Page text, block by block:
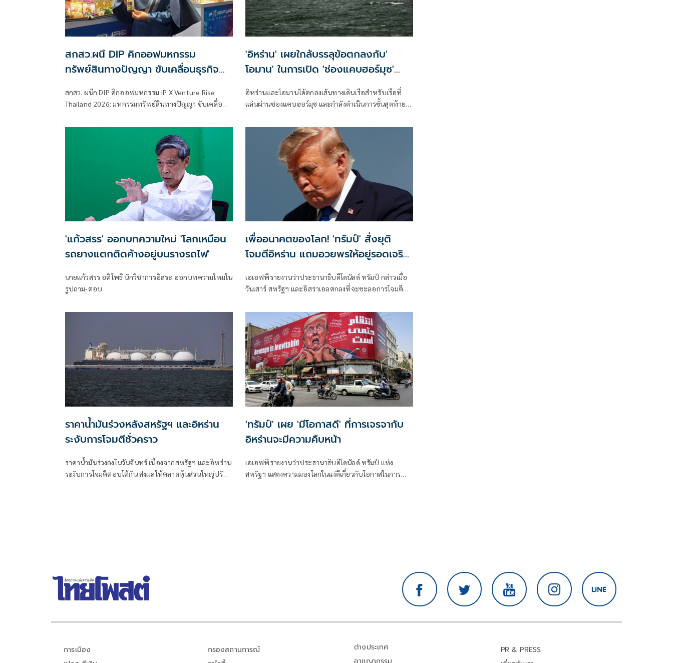
สกสว.ผนึ DIP คิกออฟมหกรรม
ทรัพย์สินทางปัญญา ขับเคลื่อนธุรกิจ
สกสว. ผนึก DIP คิกออฟมหกรรม IP X Venture Rise
Thailand 2026: มหกรรมทรัพย์สินทางปัญญา ขับเคลื่อน
ปัญญาผ่านกองทุน ววน. เพิ่มคุณค่างานวิจัยไทย
'อิหร่าน' เผยใกล้บรรลุข้อตกลงกับ'
โอมาน' ในการเปิด 'ช่องแคบฮอร์มุซ'
อิหร่านและโอมานได้ตกลงเส้นทางเดินเรือสำหรับเรือที่
แล่นผ่านช่องแคบฮอร์มุซ และกำลังดำเนินการขั้นสุดท้าย
เตหะรานกล่าวเมื่อวันพุธที่ผ่านมา แม้ว่าเหตุการณ์ด้าน
ความมั่นคงล่าสุดจะเน้นย้ำถึงความเสี่ยงที่ยังคงมีอยู่สำหรับ
การขนส่งทางเรือในภูมิภาคก็ตาม
'แก้วสรร' ออกบทความใหม่ 'โลกเหมือน
รถยางแตกติดค้างอยู่บนรางรถไฟ'
นายแก้วสรร อติโพธิ นักวิชาการอิสระ ออกบทความใหม่ใน
รูปถาม-ตอบ
เพื่ออนาคตของโลก! 'ทรัมป์' สั่งยุติ
โจมตีอิหร่าน แถมอวยพรให้อยู่รอดเจริญ
เอเอฟพีรายงานว่าประธานาธิบดีโดนัลด์ ทรัมป์ กล่าวเมื่อ
วันเสาร์ สหรัฐฯ และอิสราเอลตกลงที่จะชะลอการโจมตี
ขัดแย้งที่ยืดเยื้อมาหลายเดือนโดยเร็ว
ราคาน้ำมันร่วงหลังสหรัฐฯ และอิหร่าน
ระงับการโจมตีชั่วคราว
ราคาน้ำมันร่วงลงในวันจันทร์ เนื่องจากสหรัฐฯ และอิหร่าน
ระงับการโจมตีตอบโต้กัน ส่งผลให้ตลาดหุ้นส่วนใหญ่ปรับ
'ทรัมป์' เผย 'มีโอกาสดี' ที่การเจรจากับ
อิหร่านจะมีความคืบหน้า
เอเอฟพีรายงานว่าประธานาธิบดีโดนัลด์ ทรัมป์ แห่ง
สหรัฐฯ แสดงความมองโลกในแง่ดีเกี่ยวกับโอกาสในการ
การเมือง
กรองสถานการณ์
ต่างประเทศ
PR & PRESS